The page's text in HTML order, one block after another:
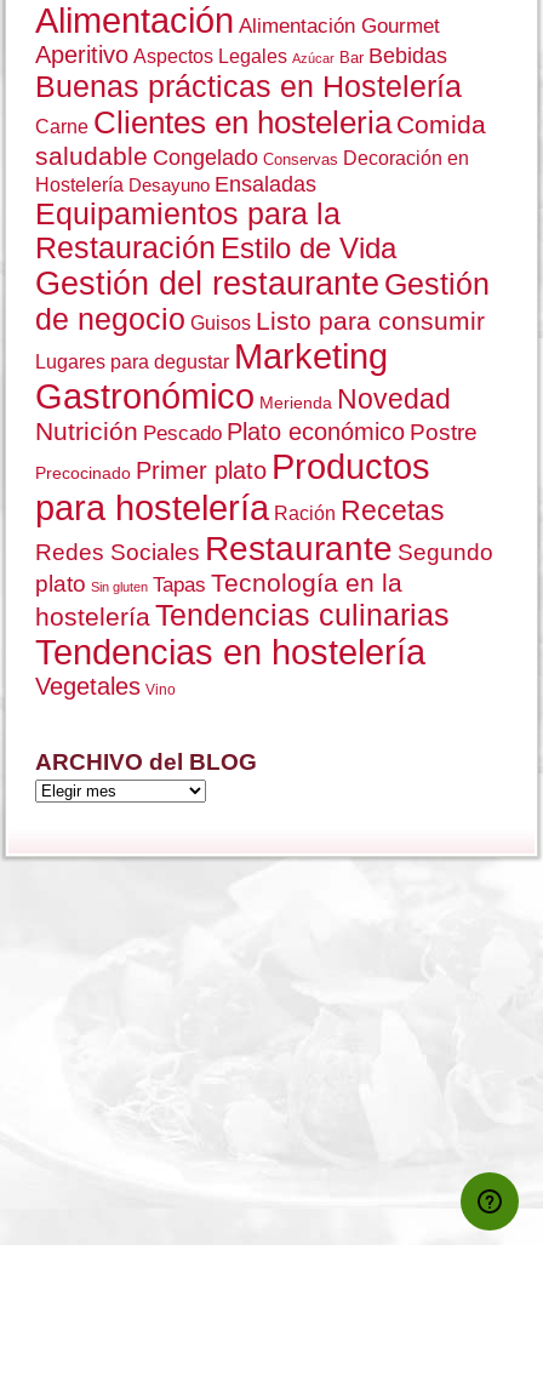
Alimentación Alimentación Gourmet
Aperitivo Aspectos Legales Azúcar Bar Bebidas
Buenas prácticas en Hostelería
Carne Clientes en hosteleriaComida
saludable Congelado Conservas Decoración en
Hostelería Desayuno Ensaladas
Equipamientos para la
Restauración Estilo de Vida
Gestión del restaurante Gestión
de negocio Guisos Listo para consumir
Lugares para degustar Marketing
Gastronómico Merienda Novedad
Nutrición Pescado Plato económico Postre
Precocinado Primer plato Productos
para hostelería Ración Recetas
Redes Sociales Restaurante Segundo
plato Sin gluten Tapas Tecnología en la
hosteleríaTendencias culinarias
Tendencias en hostelería
Vegetales Vino
ARCHIVO del BLOG